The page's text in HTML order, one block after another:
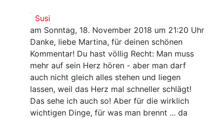
Susi
am Sonntag, 18. November 2018 um 21:20 Uhr
Danke, liebe Martina, für deinen schönen
Kommentar! Du hast völlig Recht: Man muss
mehr auf sein Herz hören - aber man darf
auch nicht gleich alles stehen und liegen
lassen, weil das Herz mal schneller schlägt!
Das sehe ich auch so! Aber für die wirklich
wichtigen Dinge, für was man brennt ... da